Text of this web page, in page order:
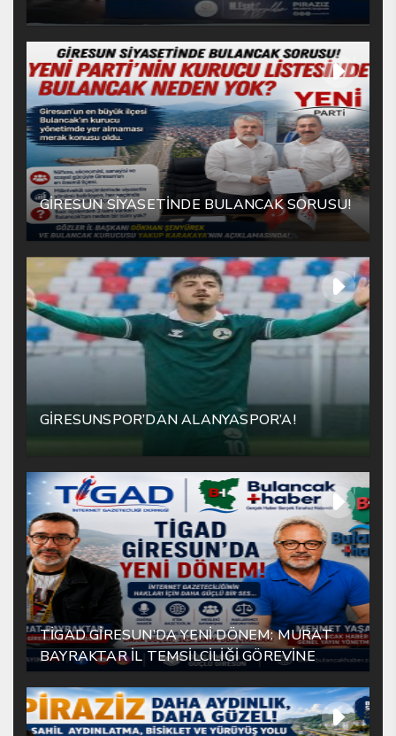
GİRESUN SİYASETİNDE BULANCAK SORUSU!
GİRESUNSPOR’DAN ALANYASPOR’A!
TİGAD GİRESUN’DA YENİ DÖNEM: MURAT
BAYRAKTAR İL TEMSİLCİLİĞİ GÖREVİNE
ATANDI